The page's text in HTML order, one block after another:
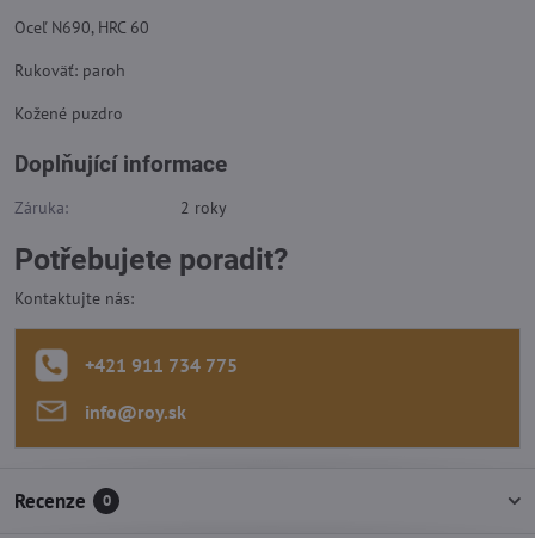
Oceľ N690, HRC 60
Rukoväť: paroh
Kožené puzdro
Doplňující informace
Záruka: 2 roky
Potřebujete poradit?
Kontaktujte nás:
+421 911 734 775
info​@roy​.sk
Recenze 0